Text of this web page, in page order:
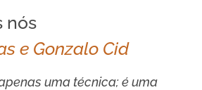
nós
e Gonzalo Cid
uma técnica; é uma